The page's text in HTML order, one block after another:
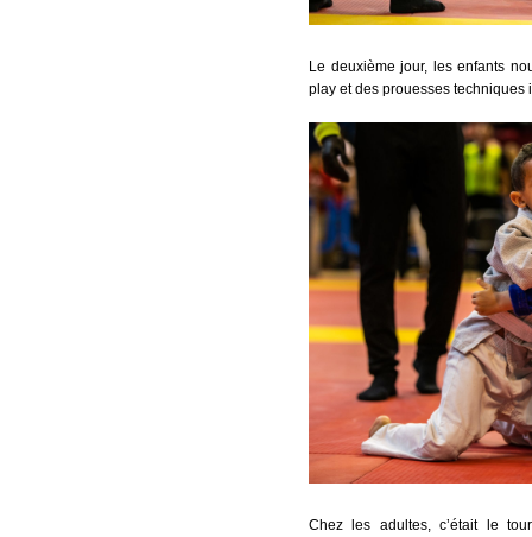
Le deuxième jour, les enfants
play et des prouesses techniques
Chez les adultes, c’était le